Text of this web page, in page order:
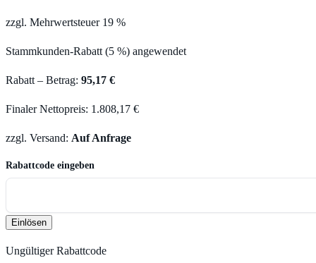
zzgl. Mehrwertsteuer 19 %
Stammkunden-Rabatt (5 %) angewendet
Rabatt – Betrag: 95,17 €
Finaler Nettopreis: 1.808,17 €
zzgl. Versand: Auf Anfrage
Rabattcode eingeben
Einlösen
Ungültiger Rabattcode